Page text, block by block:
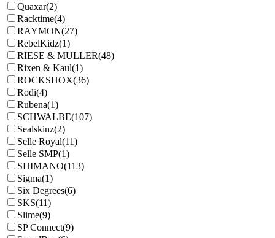
Quaxar(2)
Racktime(4)
RAYMON(27)
RebelKidz(1)
RIESE & MULLER(48)
Rixen & Kaul(1)
ROCKSHOX(36)
Rodi(4)
Rubena(1)
SCHWALBE(107)
Sealskinz(2)
Selle Royal(11)
Selle SMP(1)
SHIMANO(113)
Sigma(1)
Six Degrees(6)
SKS(11)
Slime(9)
SP Connect(9)